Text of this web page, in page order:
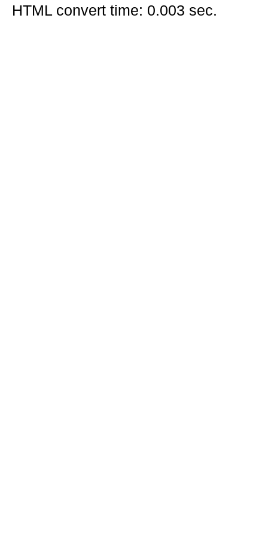
HTML convert time: 0.003 sec.